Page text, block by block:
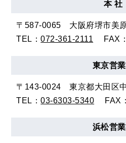
本 社
〒587-0065
大阪府堺市美
TEL：072-361-2111 FAX
東京営
〒143-0024
東京都大田区
TEL：03-6303-5340 FAX
浜松営